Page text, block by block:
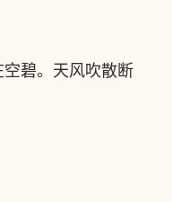
碧。天风吹散断